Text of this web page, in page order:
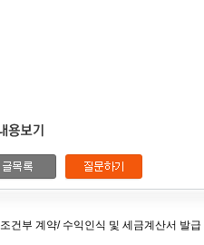
조건부 계약/ 수익인식 및 세금계산서 발급